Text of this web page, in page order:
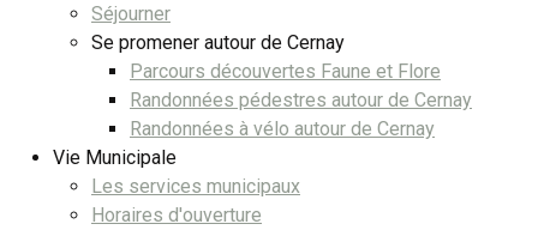
Séjourner
Se promener autour de Cernay
Parcours découvertes Faune et Flore
Randonnées pédestres autour de Cernay
Randonnées à vélo autour de Cernay
Vie Municipale
Les services municipaux
Horaires d'ouverture